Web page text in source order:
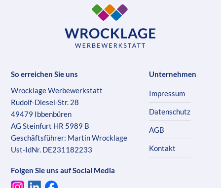
So erreichen Sie uns
Wrocklage Werbewerkstatt
Rudolf-Diesel-Str. 28
49479 Ibbenbüren
AG Steinfurt HR 5989 B
Geschäftsführer: Martin Wrocklage
Ust-IdNr. DE231182233
Folgen Sie uns auf Social Media
Unternehmen
Impressum
Datenschutz
AGB
Kontakt